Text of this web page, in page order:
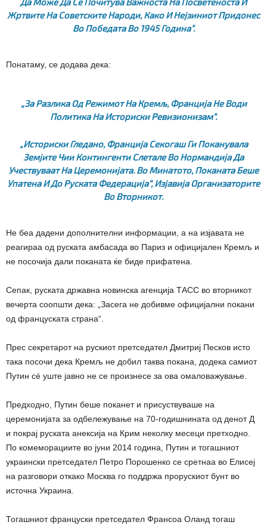
Жртвите На Советските Народи, Како И Нејзиниот Придонес
Во Победата Во 1945 Година“.
Понатаму, се додава дека:
„За Разлика Од Режимот На Кремљ, Франција Не Води
Политика На Историски Ревизионизам“.
„Историски Гледано, Франција Секогаш Ги Поканувала
Земјите Чии Контингенти Слетале Во Нормандија Да
Учествуваат На Церемонијата. Во Минатото, Поканата Беше
Упатена И До Руската Федерација“, Изјавија Организаторите
Во Вторникот.
Не беа дадени дополнителни информации, а на изјавата не
реагираа од руската амбасада во Париз и официјален Кремљ и
не посочија дали поканата ќе биде прифатена.
Сепак, руската државна новинска агенција ТАСС во вторникот
вечерта соопшти дека: „Засега не добивме официјални покани
од француската страна“.
Прес секретарот на рускиот претседател Дмитриј Песков исто
така посочи дека Кремљ не добил таква покана, додека самиот
Путин сé уште јавно не се произнесе за ова омаловажување.
Предходно, Путин беше поканет и присуствуваше на
церемонијата за одбележување на 70-годишнината од денот Д
и покрај руската анексија на Крим неколку месеци претходно.
По комеморациите во јуни 2014 година, Путин и тогашниот
украински претседател Петро Порошенко се сретнаа во Елисеј
на разговори откако Москва го поддржа прорускиот бунт во
источна Украина.
Тогашниот француски претседател Франсоа Оланд тогаш